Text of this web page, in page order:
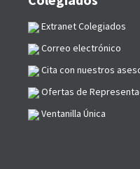
Extranet Colegiados
Correo electrónico
Cita con nuestros
Ofertas de
Ventanilla Única